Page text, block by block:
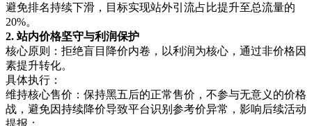
避免排名持续下滑，目标实现站外引流占比提升至总流量的
20%。
2. 站内价格坚守与利润保护
核心原则：拒绝盲目降价内卷，以利润为核心，通过非价格因
素提升转化。
具体执行：
维持核心售价：保持黑五后的正常售价，不参与无意义的价格
战，避免因持续降价导致平台识别参考价异常，影响后续活动
提报；